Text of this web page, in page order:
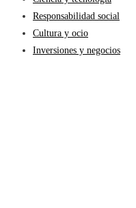
Responsabilidad social
Cultura y ocio
Inversiones y negocios